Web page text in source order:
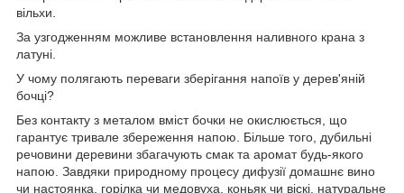
вільхи.
За узгодженням можливе встановлення наливного крана з
латуні.
У чому полягають переваги зберігання напоїв у дерев'яній
бочці?
Без контакту з металом вміст бочки не окислюється, що
гарантує тривале збереження напою. Більше того, дубильні
речовини деревини збагачують смак та аромат будь-якого
напою. Завдяки природному процесу дифузії домашнє вино
чи настоянка, горілка чи медовуха, коньяк чи віскі, натуральне